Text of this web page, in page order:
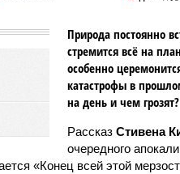
Природа постоянно
стремится всё на
особенно
катастрофы в
на день и чем грозят?
Рассказ Стивена
очередного
«Конец всей этой